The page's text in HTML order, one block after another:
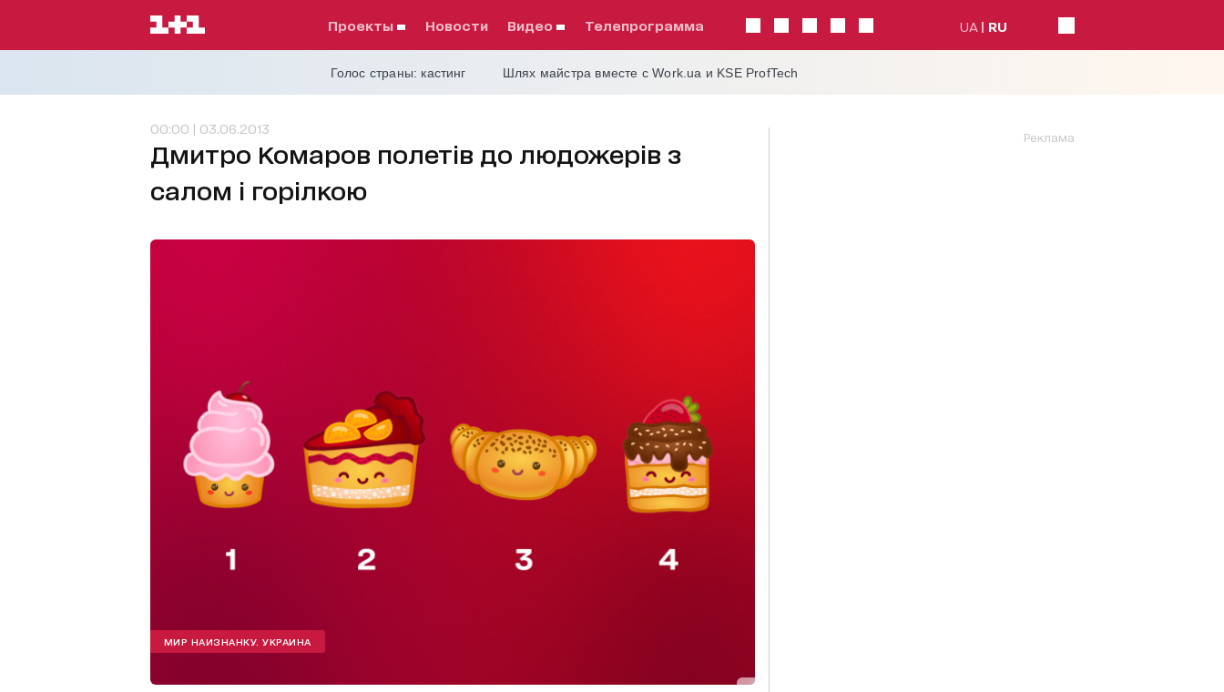
проекты Новости видео телепрограмма UA RU
Голос страны: кастинг Шлях майстра вместе с Work.ua и KSE ProfTech
00:00 | 03.06.2013
Дмитро Комаров полетів до людожерів з
салом і горілкою
МИР НАИЗНАНКУ. УКРАИНА
Реклама